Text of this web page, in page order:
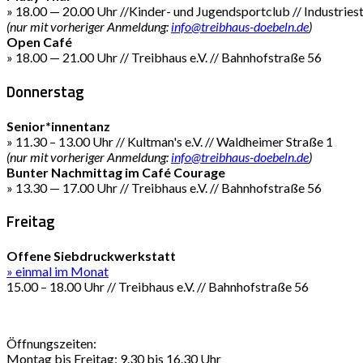
» 18.00 — 20.00 Uhr //Kinder- und Jugendsportclub //
(nur mit vorheriger Anmeldung: info@treibhaus-doebeln.de)
Open Café
» 18.00 — 21.00 Uhr // Treibhaus e.V. // Bahnhofstraße 56
Donnerstag
Senior*innentanz
» 11.30 – 13.00 Uhr // Kultman's e.V. // Waldheimer Straße 1
(nur mit vorheriger Anmeldung: info@treibhaus-doebeln.de)
Bunter Nachmittag im Café Courage
» 13.30 — 17.00 Uhr // Treibhaus e.V. // Bahnhofstraße 56
Freitag
Offene Siebdruckwerkstatt
» einmal im Monat
15.00 – 18.00 Uhr // Treibhaus e.V. // Bahnhofstraße 56
Öffnungszeiten:
Montag bis Freitag: 9.30 bis 16.30 Uhr